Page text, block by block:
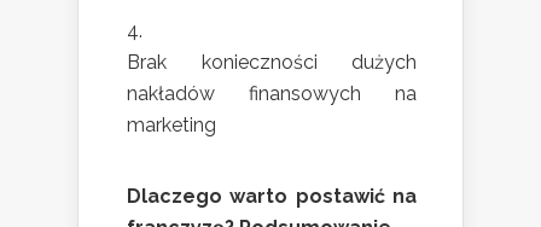
Brak konieczności dużych
nakładów finansowych na
marketing
Dlaczego warto postawić na